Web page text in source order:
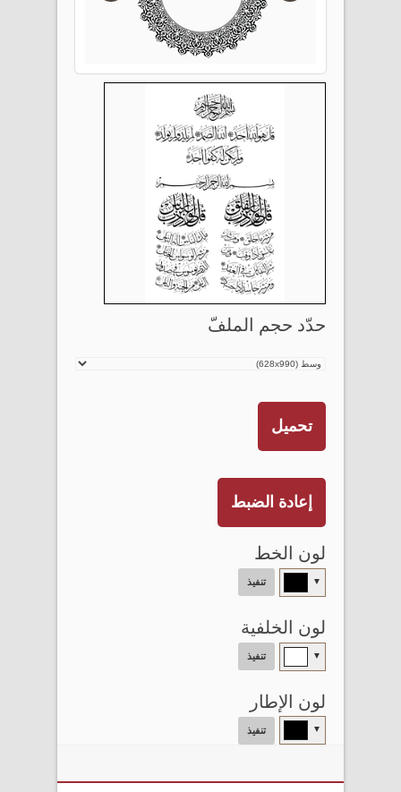
حدّد حجم الملفّ
تحميل
إعادة الضبط
لون الخط
▼ تنفيذ
لون الخلفية
▼ تنفيذ
لون الإطار
▼ تنفيذ